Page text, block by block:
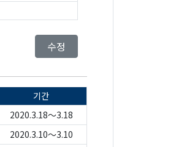
수정
기간
2020.3.18～3.18
2020.3.10～3.10